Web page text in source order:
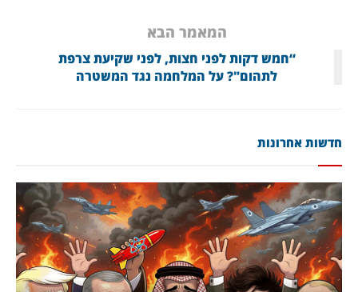
המאמר הבא
“חמש דקות לפני חצות, לפני שקיעת צרפת
לתהום"? על המלחמה נגד המשטרה
חדשות אחרונות